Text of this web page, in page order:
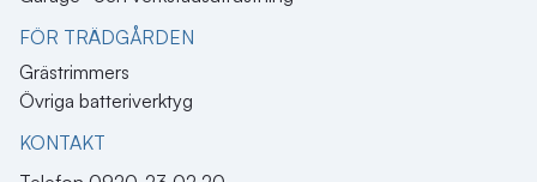
FÖR TRÄDGÅRDEN
Grästrimmers
Övriga batteriverktyg
KONTAKT​